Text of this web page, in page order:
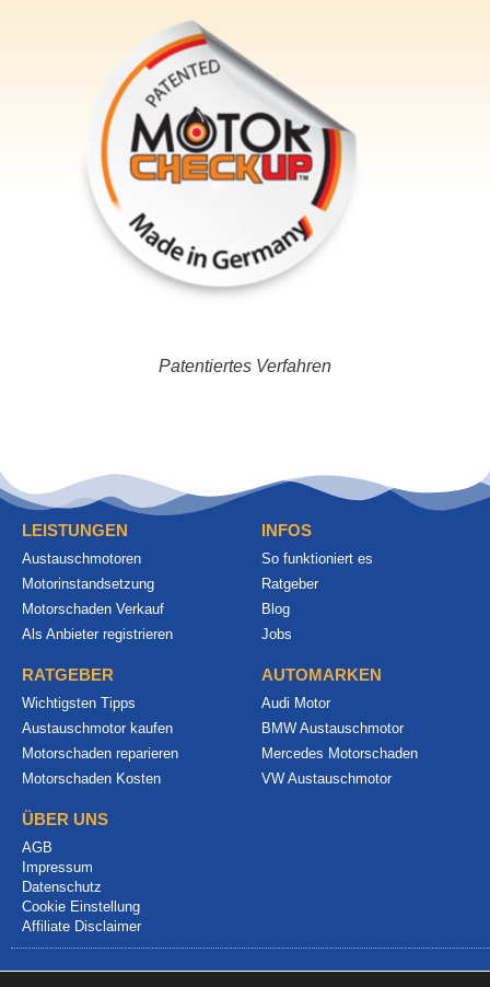
Patentiertes Verfahren
LEISTUNGEN
Austauschmotoren
Motorinstandsetzung
Motorschaden Verkauf
Als Anbieter registrieren
INFOS
So funktioniert es
Ratgeber
Blog
Jobs
RATGEBER
Wichtigsten Tipps
Austauschmotor kaufen
Motorschaden reparieren
Motorschaden Kosten
AUTOMARKEN
Audi Motor
BMW Austauschmotor
Mercedes Motorschaden
VW Austauschmotor
ÜBER UNS
AGB
Impressum
Datenschutz
Cookie Einstellung
Affiliate Disclaimer